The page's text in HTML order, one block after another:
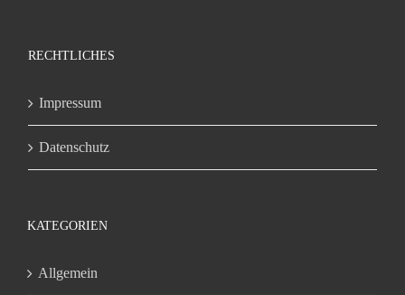
RECHTLICHES
Impressum
Datenschutz
KATEGORIEN
Allgemein